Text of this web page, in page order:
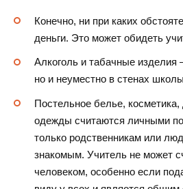
Конечно, ни при каких
деньги. Это может обидеть
Алкоголь и табачные изделия
но и неуместно в стенах
Постельное белье,
одежды считаются личными
только родственникам или
знакомым. Учитель не может
человеком, особенно если